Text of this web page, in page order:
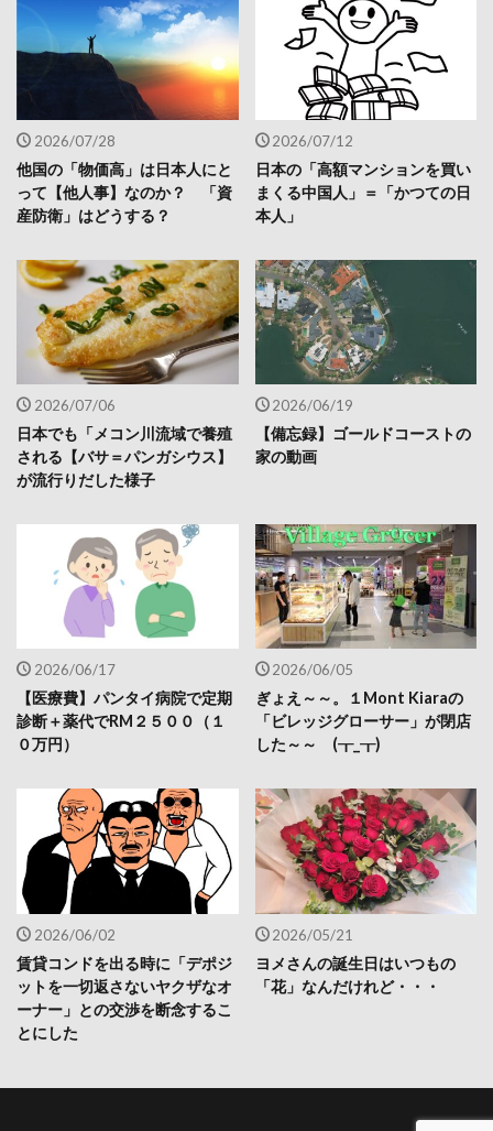
2026/07/28
他国の「物価高」は日本人にと
って【他人事】なのか？ 「資
産防衛」はどうする？
2026/07/12
日本の「高額マンションを買い
まくる中国人」＝「かつての日
本人」
2026/07/06
日本でも「メコン川流域で養殖
される【バサ＝パンガシウス】
が流行りだした様子
2026/06/19
【備忘録】ゴールドコーストの
家の動画
2026/06/17
【医療費】パンタイ病院で定期
診断＋薬代でRM２５００（１
０万円）
2026/06/05
ぎょえ～～。１Mont Kiaraの
「ビレッジグローサー」が閉店
した～～ (┰_┰)
2026/06/02
賃貸コンドを出る時に「デポジ
ットを一切返さないヤクザなオ
ーナー」との交渉を断念するこ
とにした
2026/05/21
ヨメさんの誕生日はいつもの
「花」なんだけれど・・・